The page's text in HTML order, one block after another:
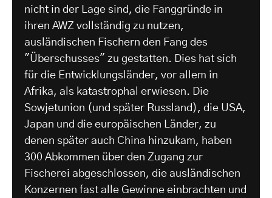
nicht in der Lage sind, die Fanggründe in
ihren AWZ vollständig zu nutzen,
ausländischen Fischern den Fang des
"Überschusses" zu gestatten. Dies hat sich
für die Entwicklungsländer, vor allem in
Afrika, als katastrophal erwiesen. Die
Sowjetunion (und später Russland), die USA,
Japan und die europäischen Länder, zu
denen später auch China hinzukam, haben
300 Abkommen über den Zugang zur
Fischerei abgeschlossen, die ausländischen
Konzernen fast alle Gewinne einbrachten und